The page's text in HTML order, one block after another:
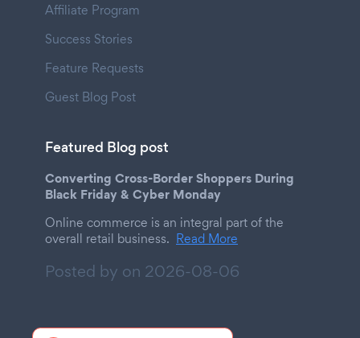
Affiliate Program
Success Stories
Feature Requests
Guest Blog Post
Featured Blog post
Converting Cross-Border Shoppers During
Black Friday & Cyber Monday
Online commerce is an integral part of the
overall retail business. Read More
Posted by on 2026-08-06